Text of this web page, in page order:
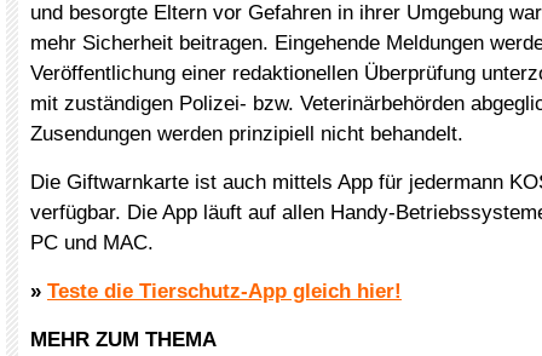
und besorgte Eltern vor Gefahren in ihrer Umgebung
mehr Sicherheit beitragen. Eingehende Meldungen
Veröffentlichung einer redaktionellen Überprüfung
mit zuständigen Polizei- bzw. Veterinärbehörden
Zusendungen werden prinzipiell nicht behandelt.
Die Giftwarnkarte ist auch mittels App für jedermann
verfügbar. Die App läuft auf allen Handy-
PC und MAC.
» Teste die Tierschutz-App gleich hier!
MEHR ZUM THEMA